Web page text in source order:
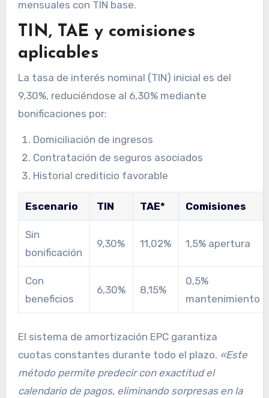
mensuales con TIN base.
TIN, TAE y comisiones
aplicables
La tasa de interés nominal (TIN) inicial es del
9,30%, reduciéndose al 6,30% mediante
bonificaciones por:
Domiciliación de ingresos
Contratación de seguros asociados
Historial crediticio favorable
Escenario TIN TAE* Comisiones
Sin
bonificación
9,30% 11,02% 1,5% apertura
Con
beneficios
6,30% 8,15%
0,5%
mantenimiento
El sistema de amortización EPC garantiza
cuotas constantes durante todo el plazo. «Este
método permite predecir con exactitud el
calendario de pagos, eliminando sorpresas en la